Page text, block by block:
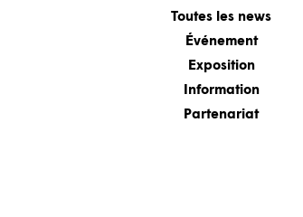
Numéros
Toutes les news
Événement
Exposition
Information
Partenariat